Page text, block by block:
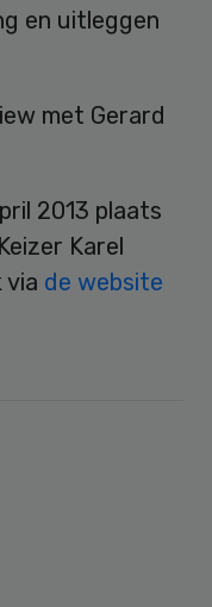
en uitleggen
met Gerard
2013 plaats
Karel
via de website